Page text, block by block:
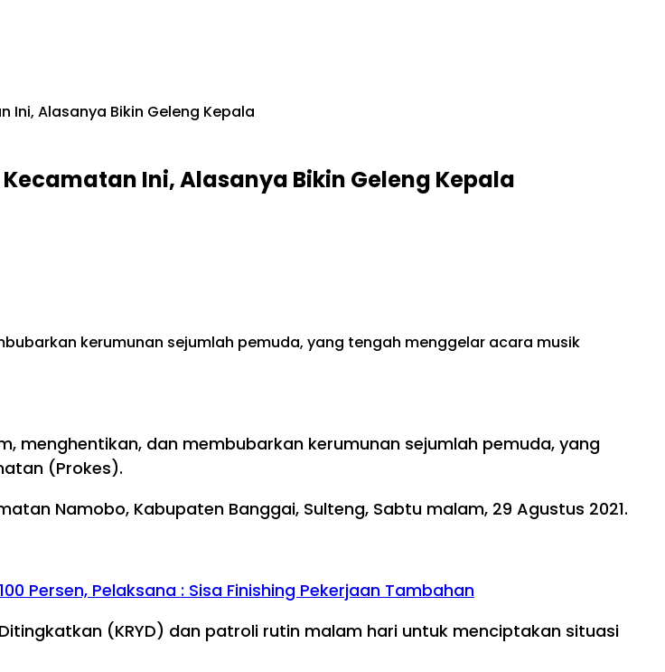
Ini, Alasanya Bikin Geleng Kepala
Ini, Alasanya Bikin Geleng Kepala
kerumunan sejumlah pemuda, yang tengah menggelar acara musik
menghentikan, dan membubarkan kerumunan sejumlah pemuda, yang
(Prokes).
Namobo, Kabupaten Banggai, Sulteng, Sabtu malam, 29 Agustus 2021.
Persen, Pelaksana : Sisa Finishing Pekerjaan Tambahan
(KRYD) dan patroli rutin malam hari untuk menciptakan situasi